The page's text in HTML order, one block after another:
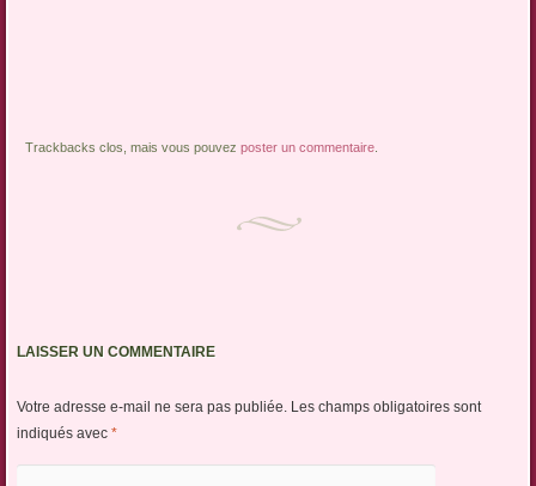
Trackbacks clos, mais vous pouvezposter un commentaire
LAISSER UN COMMENTAIRE
Votre adresse e-mail ne sera pas publiée. Les champs obligatoires sont
indiqués avec *